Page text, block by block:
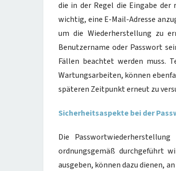
die in der Regel die Eingabe
wichtig, eine E-Mail-Adresse
um die Wiederherstellung zu
Benutzername oder Passwort
Fällen beachtet werden muss.
Wartungsarbeiten, können
späteren Zeitpunkt erneut zu
Sicherheitsaspekte bei der
Die
ordnungsgemäß durchgeführt
ausgeben, können dazu dienen,